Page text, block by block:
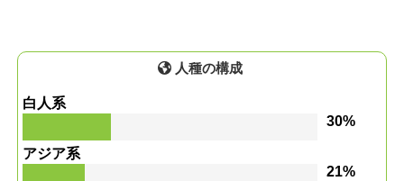
人種の構成
白人系
30%
アジア系
21%